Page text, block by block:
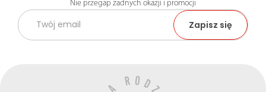
Nie przegap żadnych okazji i promocji